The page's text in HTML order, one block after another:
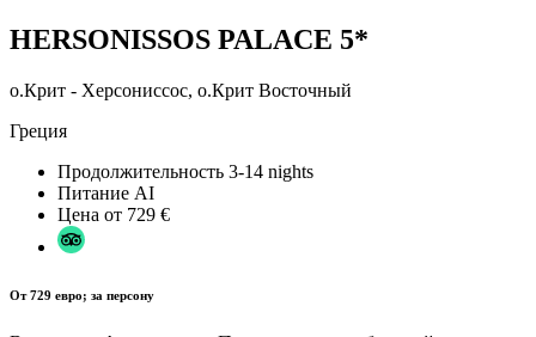
HERSONISSOS PALACE 5*
о.Крит - Херсониссос, о.Крит Восточный
Греция
Продолжительность 3-14 nights
Питание AI
Цена от 729 €
От 729 евро; за персону